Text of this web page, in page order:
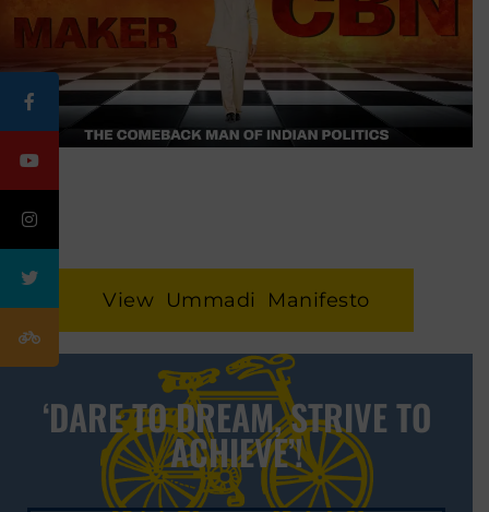
View Ummadi Manifesto
‘DARE TO DREAM, STRIVE TO
ACHIEVE’!